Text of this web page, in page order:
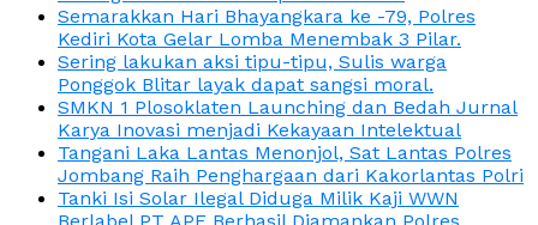
Semarakkan Hari Bhayangkara ke -79, Polres
Kediri Kota Gelar Lomba Menembak 3 Pilar.
Sering lakukan aksi tipu-tipu, Sulis warga
Ponggok Blitar layak dapat sangsi moral.
SMKN 1 Plosoklaten Launching dan Bedah Jurnal
Karya Inovasi menjadi Kekayaan Intelektual
Tangani Laka Lantas Menonjol, Sat Lantas Polres
Jombang Raih Penghargaan dari Kakorlantas Polri
Tanki Isi Solar Ilegal Diduga Milik Kaji WWN